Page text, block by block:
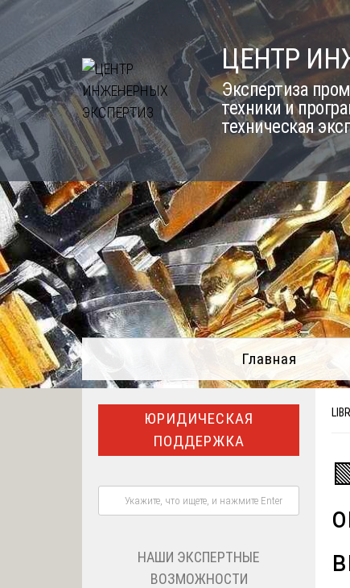
Skip
content
ЦЕНТР
Экспертиза
техники и
техническая
Главная
ЮРИДИЧЕСКАЯ
ПОДДЕРЖКА
НАШИ ЭКСПЕРТНЫЕ
ВОЗМОЖНОСТИ